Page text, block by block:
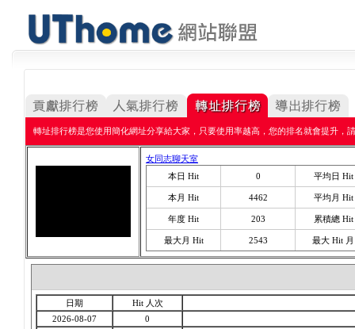
轉址排行榜是您使用簡化網址分享給大家，只要使用率越高，您的排名就會提升，
女同志聊天室
本日 Hit
0 平均日 Hit
本月 Hit 4462 平均月 Hit
年度 Hit 203 累積總 Hit
最大月 Hit 2543 最大 Hit 月
日期
Hit 人次
2026-08-07
0